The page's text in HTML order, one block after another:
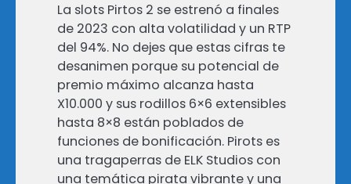
La slots Pirtos 2 se estrenó a finales
de 2023 con alta volatilidad y un RTP
del 94%. No dejes que estas cifras te
desanimen porque su potencial de
premio máximo alcanza hasta
X10.000 y sus rodillos 6×6 extensibles
hasta 8×8 están poblados de
funciones de bonificación. Pirots es
una tragaperras de ELK Studios con
una temática pirata vibrante y una